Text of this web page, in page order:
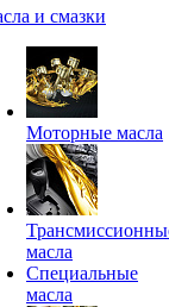
и смазки
Моторные масла
масла
Специальные
масла